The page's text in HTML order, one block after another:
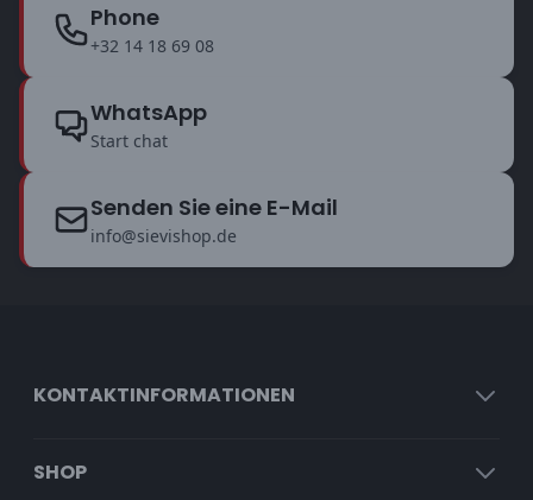
Phone
+32 14 18 69 08
WhatsApp
Start chat
Senden Sie eine E-Mail
info@sievishop.de
KONTAKTINFORMATIONEN
SHOP